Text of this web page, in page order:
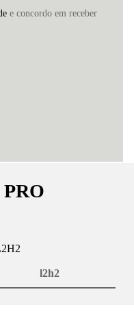
e concordo em receber
l2h2